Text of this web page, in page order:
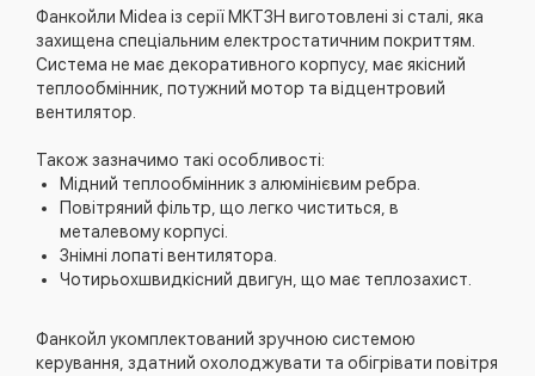
Фанкойли Midea із серії MKT3H виготовлені зі сталі, яка
захищена спеціальним електростатичним покриттям.
Система не має декоративного корпусу, має якісний
теплообмінник, потужний мотор та відцентровий
вентилятор.
Також зазначимо такі особливості:
Мідний теплообмінник з алюмінієвим ребра.
Повітряний фільтр, що легко чиститься, в
металевому корпусі.
Знімні лопаті вентилятора.
Чотирьохшвидкісний двигун, що має теплозахист.
Фанкойл укомплектований зручною системою
керування, здатний охолоджувати та обігрівати повітря